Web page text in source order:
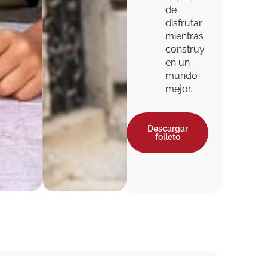
de
disfrutar
mientras
construy
en un
mundo
mejor.
Descargar
folleto